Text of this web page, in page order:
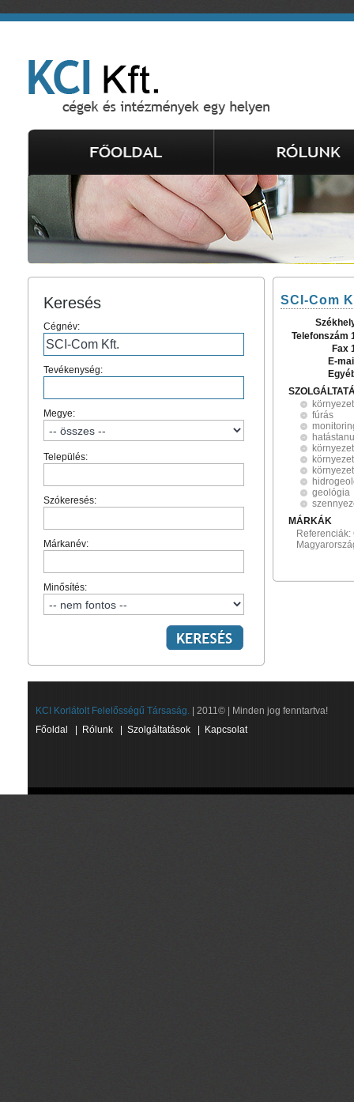
Keresés
Cégnév:
Tevékenység:
Megye:
Település:
Szókeresés:
Márkanév:
Minősítés:
SCI-Com
Telefonszám
Fax
E-
fúrás
geológia
MÁRKÁK
Referenciák:
KCI Korlátolt Felelősségű Társaság. | 2011© | Minden jog fenntartva!
Főoldal
Rólunk Szolgáltatások Kapcsolat